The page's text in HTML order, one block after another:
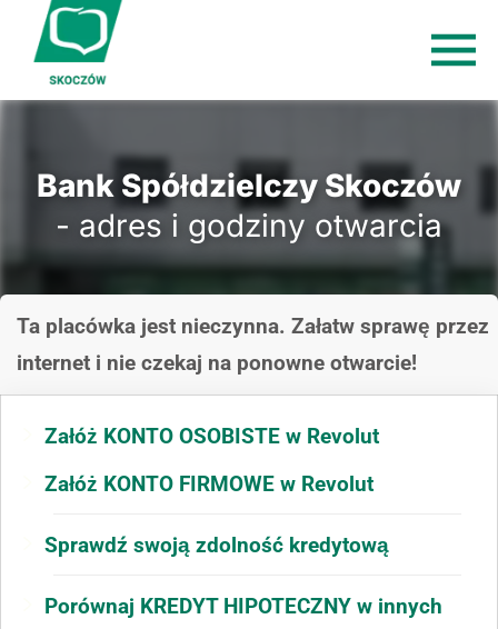
Bank Spółdzielczy Skoczów
- adres i godziny otwarcia
Ta placówka jest nieczynna. Załatw sprawę przez
internet i nie czekaj na ponowne otwarcie!
Załóż KONTO OSOBISTE w Revolut
Załóż KONTO FIRMOWE w Revolut
Sprawdź swoją zdolność kredytową
Porównaj KREDYT HIPOTECZNY w innych